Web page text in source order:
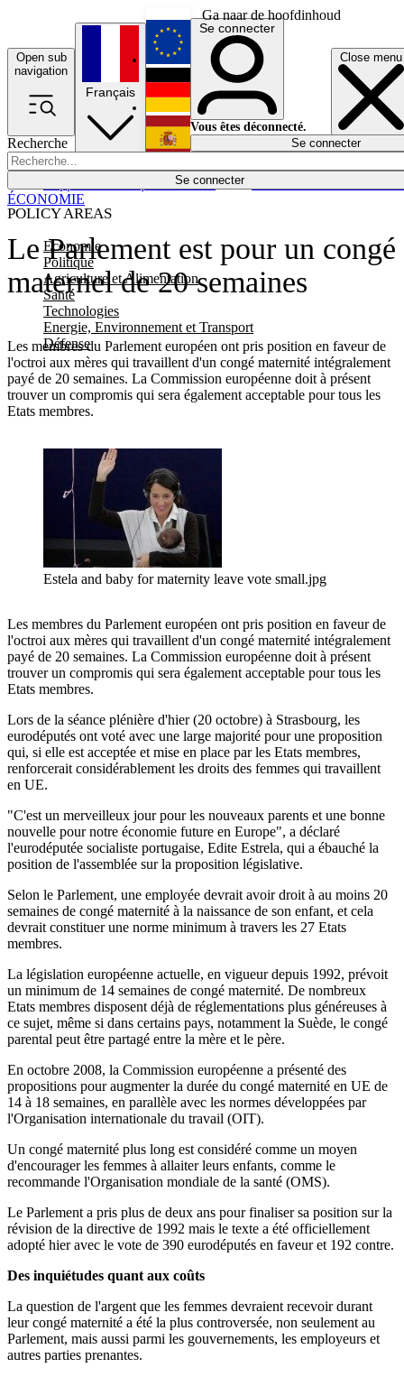
Ga naar de hoofdinhoud
Open sub
navigation
Close menu
Recherche
Se connecter
POLICY AREAS
Economie
Politique
Agriculture et Alimentation
Santé
Technologies
Energie, Environnement et Transport
Défense
Économie
Français
English
Deutsch
Español
Se connecter
Vous êtes déconnecté.
Se connecter
Le Parlement est pour un congé
maternel de 20 semaines
Les membres du Parlement européen ont pris position en faveur de
l'octroi aux mères qui travaillent d'un congé maternité intégralement
payé de 20 semaines. La Commission européenne doit à présent
trouver un compromis qui sera également acceptable pour tous les
Etats membres.
ÉCONOMIE
Estela and baby for maternity leave vote small.jpg
Les membres du Parlement européen ont pris position en faveur de
l'octroi aux mères qui travaillent d'un congé maternité intégralement
payé de 20 semaines. La Commission européenne doit à présent
trouver un compromis qui sera également acceptable pour tous les
Etats membres.
Lors de la séance plénière d'hier (20 octobre) à Strasbourg, les
eurodéputés ont voté avec une large majorité pour une proposition
qui, si elle est acceptée et mise en place par les Etats membres,
renforcerait considérablement les droits des femmes qui travaillent
en UE.
"C'est un merveilleux jour pour les nouveaux parents et une bonne
nouvelle pour notre économie future en Europe", a déclaré
l'eurodéputée socialiste portugaise, Edite Estrela, qui a ébauché la
position de l'assemblée sur la proposition législative.
Selon le Parlement, une employée devrait avoir droit à au moins 20
semaines de congé maternité à la naissance de son enfant, et cela
devrait constituer une norme minimum à travers les 27 Etats
membres.
La législation européenne actuelle, en vigueur depuis 1992, prévoit
un minimum de 14 semaines de congé maternité. De nombreux
Etats membres disposent déjà de réglementations plus généreuses à
ce sujet, même si dans certains pays, notamment la Suède, le congé
parental peut être partagé entre la mère et le père.
En octobre 2008, la Commission européenne a présenté des
propositions pour augmenter la durée du congé maternité en UE de
14 à 18 semaines, en parallèle avec les normes développées par
l'Organisation internationale du travail (OIT).
Un congé maternité plus long est considéré comme un moyen
d'encourager les femmes à allaiter leurs enfants, comme le
recommande l'Organisation mondiale de la santé (OMS).
Le Parlement a pris plus de deux ans pour finaliser sa position sur la
révision de la directive de 1992 mais le texte a été officiellement
adopté hier avec le vote de 390 eurodéputés en faveur et 192 contre.
Des inquiétudes quant aux coûts
La question de l'argent que les femmes devraient recevoir durant
leur congé maternité a été la plus controversée, non seulement au
Parlement, mais aussi parmi les gouvernements, les employeurs et
autres parties prenantes.